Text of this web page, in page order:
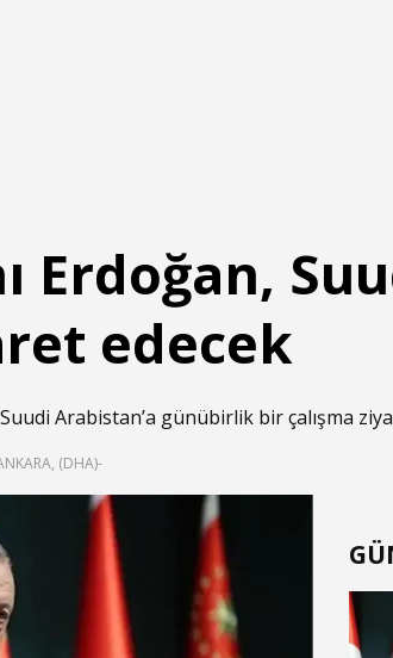
Erdoğan,
edecek
Arabistan’a günübirlik bir çalışma
(DHA)-